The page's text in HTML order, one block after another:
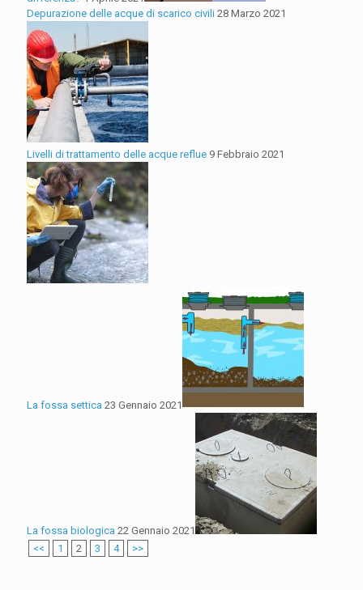
Depurazione delle acque di scarico civili 28 Marzo 2021
Livelli di trattamento delle acque reflue 9 Febbraio 2021
La fossa settica 23 Gennaio 2021
La fossa biologica 22 Gennaio 2021
<<
1 2 3 4 >>